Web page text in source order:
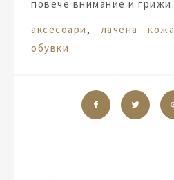
повече внимание и грижи.
Tags:
аксесоари, лачена кожа
обувки